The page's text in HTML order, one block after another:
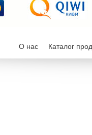
О нас Каталог